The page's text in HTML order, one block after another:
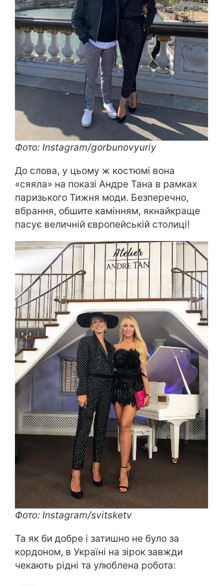
Фото: Instagram/gorbunovyuriy
До слова, у цьому ж костюмі вона
«сяяла» на показі Андре Тана в рамках
паризького Тижня моди. Безперечно,
вбрання, обшите камінням, якнайкраще
пасує величній європейській столиці!
Фото: Instagram/svitsketv
Та як би добре і затишно не було за
кордоном, в Україні на зірок завжди
чекають рідні та улюблена робота: